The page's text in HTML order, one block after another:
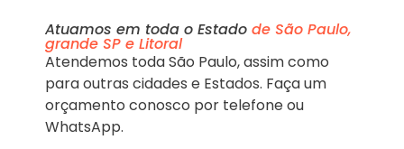
Atuamos em toda o Estado de São Paulo,
grande SP e Litoral
Atendemos toda São Paulo, assim como
para outras cidades e Estados. Faça um
orçamento conosco por telefone ou
WhatsApp.